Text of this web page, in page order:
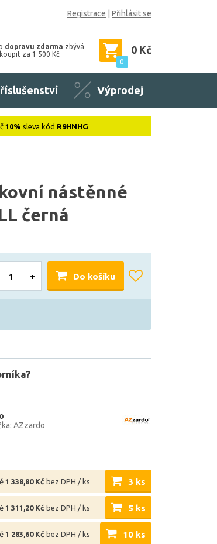
Registrace Přihlásit se
dopravu zdarma zbývá
za 1 500 Kč
0
0 Kč
Výprodej
10% sleva kód R9HNHG
nástěnné
černá
+ Do košíku
AZzardo
1 338,80 Kč bez DPH / ks 3 ks
1 311,20 Kč bez DPH / ks 5 ks
1 283,60 Kč bez DPH / ks 10 ks